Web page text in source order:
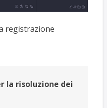
registrazione
la risoluzione dei